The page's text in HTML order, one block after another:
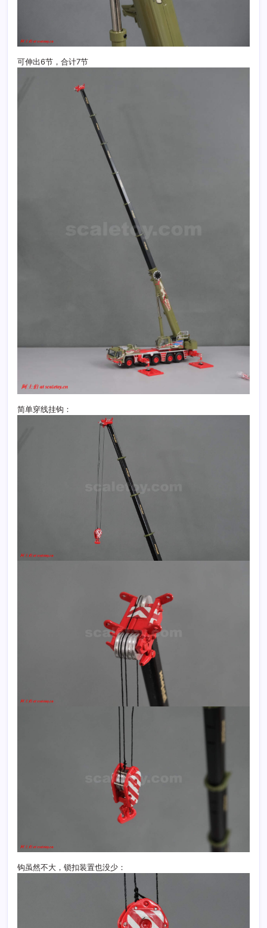
可伸出6节，合计7节
简单穿线挂钩：
钩虽然不大，锁扣装置也没少：